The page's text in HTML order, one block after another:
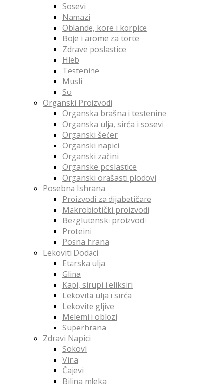
Sosevi
Namazi
Oblande, kore i korpice
Boje i arome za torte
Zdrave poslastice
Hleb
Testenine
Musli
So
Organski Proizvodi
Organska brašna i testenine
Organska ulja, sirća i sosevi
Organski šećer
Organski napici
Organski začini
Organske poslastice
Organski orašasti plodovi
Posebna Ishrana
Proizvodi za dijabetičare
Makrobiotički proizvodi
Bezglutenski proizvodi
Proteini
Posna hrana
Lekoviti Dodaci
Etarska ulja
Glina
Kapi, sirupi i eliksiri
Lekovita ulja i sirća
Lekovite gljive
Melemi i oblozi
Superhrana
Zdravi Napici
Sokovi
Vina
Čajevi
Biljna mleka